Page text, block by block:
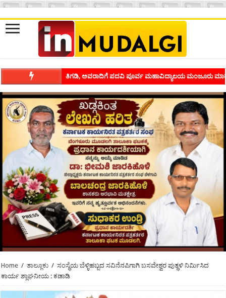
ತಿಗಡಿ, ಅವರಾದಿಗೆ ಪದವಿ ಪೂರ್ವ ಮಹಾವಿದ್ಯಾಲಯ ಮಂಜೂರು
Home / ತಾಲ್ಲೂಕು / ಸಂಸ್ಥೆಯ ಬೆಳ್ಳಿಹಬ್ಬದ ಸವಿನೆನಪಿಗಾಗಿ ಬಸವೇಶ್ವರ ಪುತ್ಥಳಿ ನಿರ್ಮಿಸಿದ
ಕಾರ್ಯ ಶ್ಲಾಘನೀಯ : ಕಡಾಡಿ